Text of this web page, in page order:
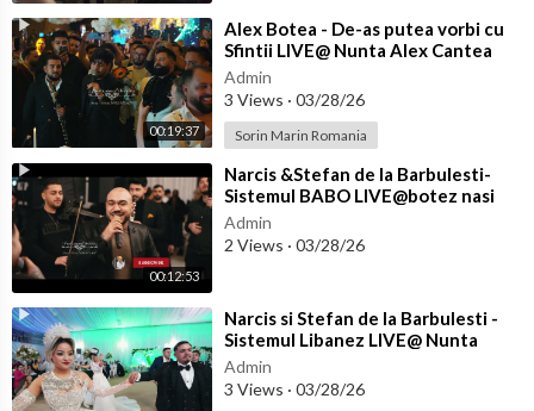
00:19:37
⁣Alex Botea - De-as putea vorbi cu
Sfintii LIVE@ Nunta Alex Cantea
pentru Florin Salam
Admin
3 Views · 03/28/26
Sorin Marin Romania
00:12:53
⁣Narcis &Stefan de la Barbulesti-
Sistemul BABO LIVE@botez nasi
Florin Salam,Razvanica Mares si Vi
Admin
2 Views · 03/28/26
⁣Narcis si Stefan de la Barbulesti -
Sistemul Libanez LIVE@ Nunta
Cristi & Crina
Admin
3 Views · 03/28/26